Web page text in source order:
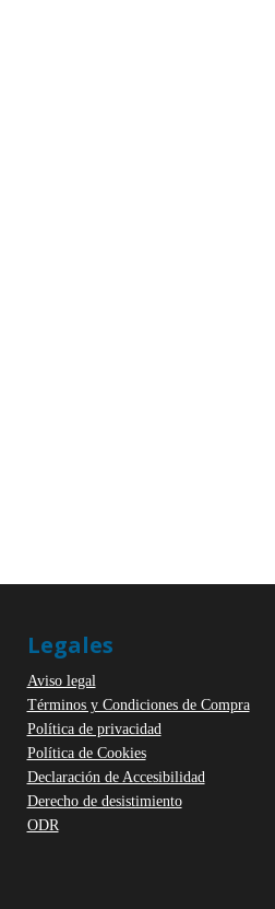
Legales
Aviso legal
Términos y Condiciones de Compra
Política de privacidad
Política de Cookies
Declaración de Accesibilidad
Derecho de desistimiento
ODR